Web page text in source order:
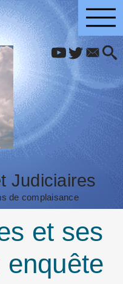
Judiciaires
de complaisance
et ses
enquête